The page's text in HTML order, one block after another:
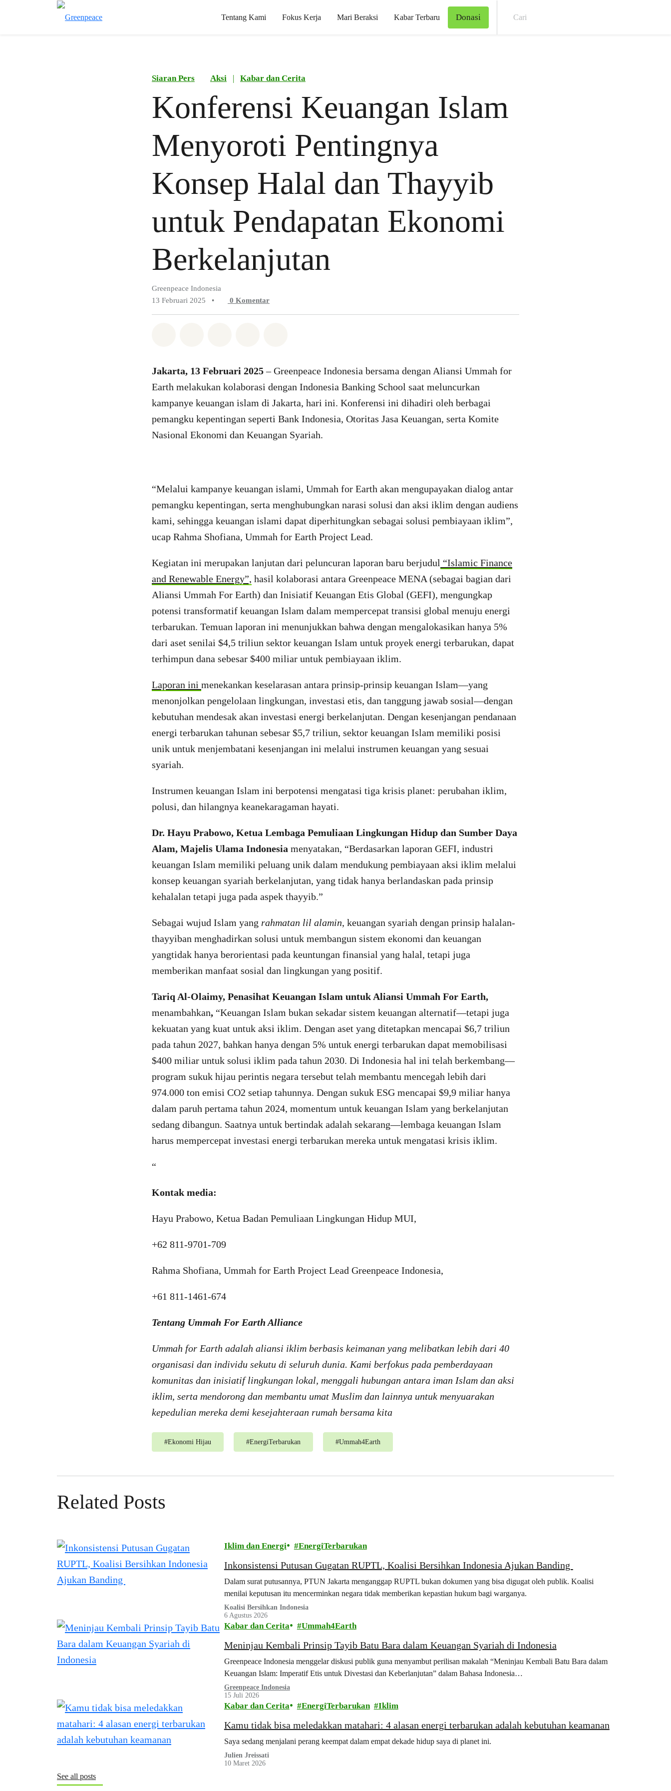
Tentang Kami Fokus Kerja Mari Beraksi Kabar Terbaru Donasi
Siaran Pers Aksi | Kabar dan Cerita
Konferensi Keuangan Islam
Menyoroti Pentingnya
Konsep Halal dan Thayyib
untuk Pendapatan Ekonomi
Berkelanjutan
Greenpeace Indonesia
13 Februari 2025
• 0 Komentar
Jakarta, 13 Februari 2025– Greenpeace Indonesia bersama dengan Aliansi Ummah for
Earth melakukan kolaborasi dengan Indonesia Banking School saat meluncurkan
kampanye keuangan islam di Jakarta, hari ini. Konferensi ini dihadiri oleh berbagai
pemangku kepentingan seperti Bank Indonesia, Otoritas Jasa Keuangan, serta Komite
Nasional Ekonomi dan Keuangan Syariah.
“Melalui kampanye keuangan islami, Ummah for Earth akan mengupayakan dialog antar
pemangku kepentingan, serta menghubungkan narasi solusi dan aksi iklim dengan audiens
kami, sehingga keuangan islami dapat diperhitungkan sebagai solusi pembiayaan iklim”,
ucap Rahma Shofiana, Ummah for Earth Project Lead.
Kegiatan ini merupakan lanjutan dari peluncuran laporan baru berjudul “Islamic Finance
and Renewable Energy”, hasil kolaborasi antara Greenpeace MENA (sebagai bagian dari
Aliansi Ummah For Earth) dan Inisiatif Keuangan Etis Global (GEFI), mengungkap
potensi transformatif keuangan Islam dalam mempercepat transisi global menuju energi
terbarukan. Temuan laporan ini menunjukkan bahwa dengan mengalokasikan hanya 5%
dari aset senilai $4,5 triliun sektor keuangan Islam untuk proyek energi terbarukan, dapat
terhimpun dana sebesar $400 miliar untuk pembiayaan iklim.
Laporan ini menekankan keselarasan antara prinsip-prinsip keuangan Islam—yang
menonjolkan pengelolaan lingkungan, investasi etis, dan tanggung jawab sosial—dengan
kebutuhan mendesak akan investasi energi berkelanjutan. Dengan kesenjangan pendanaan
energi terbarukan tahunan sebesar $5,7 triliun, sektor keuangan Islam memiliki posisi
unik untuk menjembatani kesenjangan ini melalui instrumen keuangan yang sesuai
syariah.
Instrumen keuangan Islam ini berpotensi mengatasi tiga krisis planet: perubahan iklim,
polusi, dan hilangnya keanekaragaman hayati.
Dr. Hayu Prabowo, Ketua Lembaga Pemuliaan Lingkungan Hidup dan Sumber Daya
Alam, Majelis Ulama Indonesia menyatakan, “Berdasarkan laporan GEFI, industri
keuangan Islam memiliki peluang unik dalam mendukung pembiayaan aksi iklim melalui
konsep keuangan syariah berkelanjutan, yang tidak hanya berlandaskan pada prinsip
kehalalan tetapi juga pada aspek thayyib.”
Sebagai wujud Islam yang rahmatan lil alamin, keuangan syariah dengan prinsip halalan-
thayyiban menghadirkan solusi untuk membangun sistem ekonomi dan keuangan
yangtidak hanya berorientasi pada keuntungan finansial yang halal, tetapi juga
memberikan manfaat sosial dan lingkungan yang positif.
Tariq Al-Olaimy, Penasihat Keuangan Islam untuk Aliansi Ummah For Earth,
menambahkan, “Keuangan Islam bukan sekadar sistem keuangan alternatif—tetapi juga
kekuatan yang kuat untuk aksi iklim. Dengan aset yang ditetapkan mencapai $6,7 triliun
pada tahun 2027, bahkan hanya dengan 5% untuk energi terbarukan dapat memobilisasi
$400 miliar untuk solusi iklim pada tahun 2030. Di Indonesia hal ini telah berkembang—
program sukuk hijau perintis negara tersebut telah membantu mencegah lebih dari
974.000 ton emisi CO2 setiap tahunnya. Dengan sukuk ESG mencapai $9,9 miliar hanya
dalam paruh pertama tahun 2024, momentum untuk keuangan Islam yang berkelanjutan
sedang dibangun. Saatnya untuk bertindak adalah sekarang—lembaga keuangan Islam
harus mempercepat investasi energi terbarukan mereka untuk mengatasi krisis iklim.
“
Kontak media:
Hayu Prabowo, Ketua Badan Pemuliaan Lingkungan Hidup MUI,
+62 811-9701-709
Rahma Shofiana, Ummah for Earth Project Lead Greenpeace Indonesia,
+61 811-1461-674
Tentang Ummah For Earth Alliance
Ummah for Earth adalah aliansi iklim berbasis keimanan yang melibatkan lebih dari 40
organisasi dan individu sekutu di seluruh dunia. Kami berfokus pada pemberdayaan
komunitas dan inisiatif lingkungan lokal, menggali hubungan antara iman Islam dan aksi
iklim, serta mendorong dan membantu umat Muslim dan lainnya untuk menyuarakan
kepedulian mereka demi kesejahteraan rumah bersama kita
#Ekonomi Hijau #EnergiTerbarukan #Ummah4Earth
Related Posts
Iklim dan Energi EnergiTerbarukan
Inkonsistensi Putusan Gugatan RUPTL, Koalisi Bersihkan Indonesia Ajukan Banding
Dalam surat putusannya, PTUN Jakarta menganggap RUPTL bukan dokumen yang bisa digugat oleh publik. Koalisi
menilai keputusan itu mencerminkan negara tidak memberikan kepastian hukum bagi warganya.
Koalisi Bersihkan Indonesia
6 Agustus 2026
Kabar dan Cerita Ummah4Earth
Meninjau Kembali Prinsip Tayib Batu Bara dalam Keuangan Syariah di Indonesia
Greenpeace Indonesia menggelar diskusi publik guna menyambut perilisan makalah “Meninjau Kembali Batu Bara dalam
Keuangan Islam: Imperatif Etis untuk Divestasi dan Keberlanjutan” dalam Bahasa Indonesia…
Greenpeace Indonesia
15 Juli 2026
Kabar dan Cerita EnergiTerbarukan Iklim
Kamu tidak bisa meledakkan matahari: 4 alasan energi terbarukan adalah kebutuhan keamanan
Saya sedang menjalani perang keempat dalam empat dekade hidup saya di planet ini.
Julien Jreissati
10 Maret 2026
See all posts